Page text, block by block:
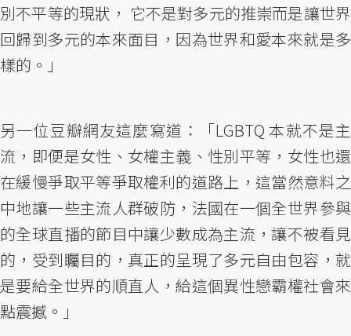
別不平等的現狀， 它不是對多元的推崇而是讓世界
回歸到多元的本來面目，因為世界和愛本來就是多
樣的。」
另一位豆瓣網友這麼寫道：「LGBTQ 本就不是主
流，即便是女性、女權主義、性別平等，女性也還
在緩慢爭取平等爭取權利的道路上，這當然意料之
中地讓一些主流人群破防，法國在一個全世界參與
的全球直播的節目中讓少數成為主流，讓不被看見
的，受到矚目的，真正的呈現了多元自由包容，就
是要給全世界的順直人，給這個異性戀霸權社會來
點震撼。」